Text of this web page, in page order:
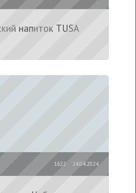
напиток TUSA
24.04.2024
1622